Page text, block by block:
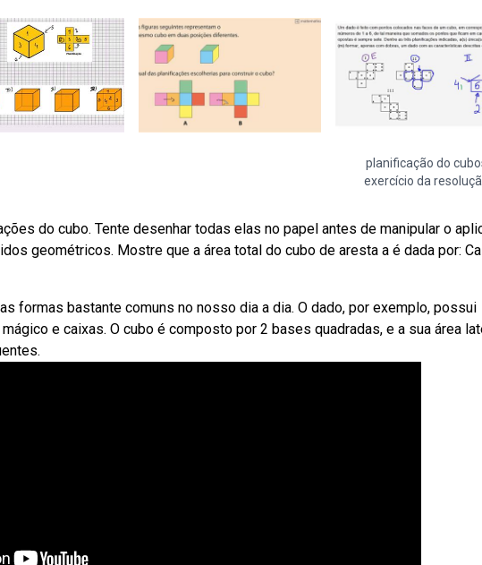
planificação do
exercício da
do cubo. Tente desenhar todas elas no papel antes de manipular o
geométricos. Mostre que a área total do cubo de aresta a é dada por:
formas bastante comuns no nosso dia a dia. O dado, por exemplo, possui
e caixas. O cubo é composto por 2 bases quadradas, e a sua área